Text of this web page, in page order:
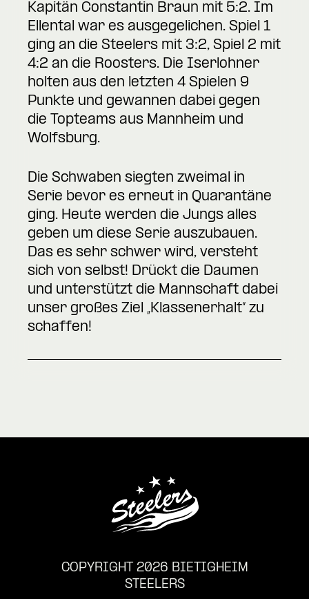
Kapitän Constantin Braun mit 5:2. Im
Ellental war es ausgegelichen. Spiel 1
ging an die Steelers mit 3:2, Spiel 2 mit
4:2 an die Roosters. Die Iserlohner
holten aus den letzten 4 Spielen 9
Punkte und gewannen dabei gegen
die Topteams aus Mannheim und
Wolfsburg.
Die Schwaben siegten zweimal in
Serie bevor es erneut in Quarantäne
ging. Heute werden die Jungs alles
geben um diese Serie auszubauen.
Das es sehr schwer wird, versteht
sich von selbst! Drückt die Daumen
und unterstützt die Mannschaft dabei
unser großes Ziel „Klassenerhalt“ zu
schaffen!
COPYRIGHT 2026 BIETIGHEIM
STEELERS